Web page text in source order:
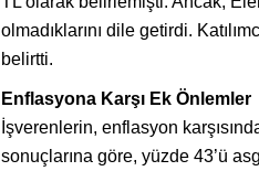
olmadıklarını dile getirdi.
belirtti.
Enflasyona Karşı Ek Önlemler
İşverenlerin, enflasyon
sonuçlarına göre, yüzde 43’ü